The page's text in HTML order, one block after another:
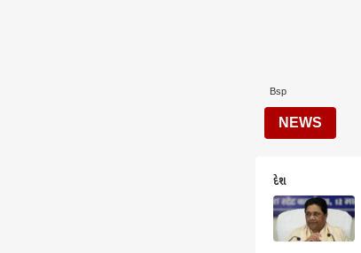
Bsp
NEWS
દેશ